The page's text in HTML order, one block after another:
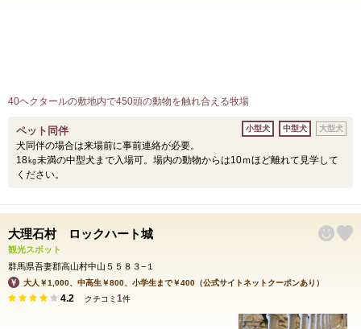
40ヘクタールの敷地内で450頭の動物を触れ合える牧場
ペット同伴
犬同伴の場合は来場前に事前連絡が必要。
18㎏未満の中型犬まで入場可。場内の動物からは10ｍほど離れて見学して
ください。
小型犬 中型犬 大型犬
大理石村 ロックハート城
観光スポット
群馬県吾妻郡高山村中山５５８３−１
大人￥1,000、中高生￥800、小学生まで￥400（公式サイトネットクーポンあり）
4.2 クチコミ 1件